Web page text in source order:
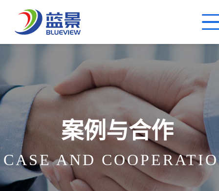
案例与合作
CASE AND